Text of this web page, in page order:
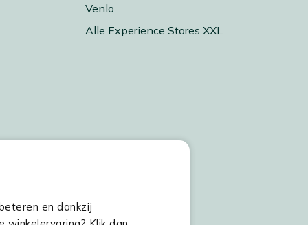
en dankzij
Venlo
Alle Experience Stores XXL